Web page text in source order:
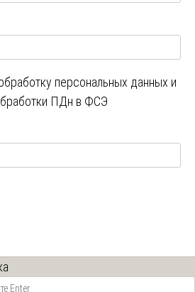
персональных данных и
ПДн в ФСЭ